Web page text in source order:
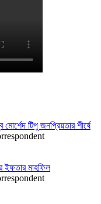
টিপু জনপ্রিয়তার শীর্ষে
ইফতার মাহফিল